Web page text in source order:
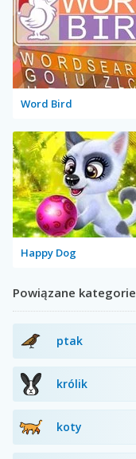
Word Bird
Happy Dog
Powiązane kategorie
ptak
królik
koty